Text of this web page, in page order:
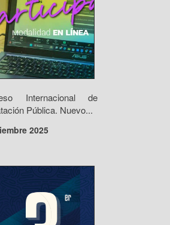
Internacional de
Pública. Nuevo...
2025